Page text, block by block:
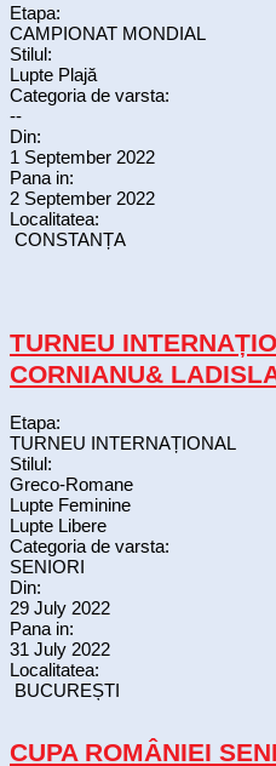
Etapa:
CAMPIONAT MONDIAL
Stilul:
Lupte Plajă
Categoria de varsta:
--
Din:
1 September 2022
Pana in:
2 September 2022
Localitatea:
CONSTANȚA
TURNEU
CORNIANU&
Etapa:
TURNEU INTERNAȚIONAL
Stilul:
Greco-Romane
Lupte Feminine
Lupte Libere
Categoria de varsta:
SENIORI
Din:
29 July 2022
Pana in:
31 July 2022
Localitatea:
BUCUREȘTI
CUPA ROMÂNIEI